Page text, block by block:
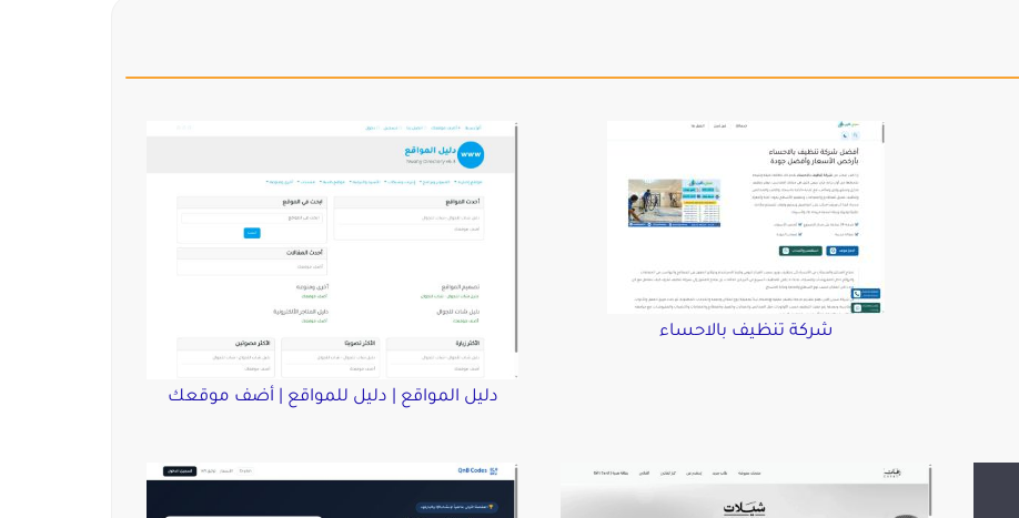
شركة تنظيف بالاحساء
دليل المواقع | دليل للمواقع | أضف موقعك